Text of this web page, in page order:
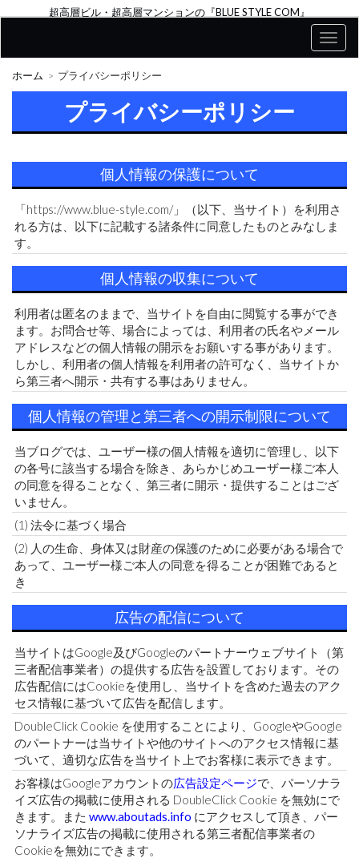
超高層ビル・超高層マンションの『BLUE STYLE COM』
ホーム プライバシーポリシー
プライバシーポリシー
個人情報の保護について
「https://www.blue-style.com/」（以下、当サイト）を利用さ
れる方は、以下に記載する諸条件に同意したものとみなしま
す。
個人情報の収集について
利用者は匿名のままで、当サイトを自由に閲覧する事ができ
ます。お問合せ等、場合によっては、利用者の氏名やメール
アドレスなどの個人情報の開示をお願いする事があります。
しかし、利用者の個人情報を利用者の許可なく、当サイトか
ら第三者へ開示・共有する事はありません。
個人情報の管理と第三者への開示制限について
当ブログでは、ユーザー様の個人情報を適切に管理し、以下
の各号に該当する場合を除き、あらかじめユーザー様ご本人
の同意を得ることなく、第三者に開示・提供することはござ
いません。
(1) 法令に基づく場合
(2) 人の生命、身体又は財産の保護のために必要がある場合で
あって、ユーザー様ご本人の同意を得ることが困難であると
き
広告の配信について
当サイトはGoogle及びGoogleのパートナーウェブサイト（第
三者配信事業者）の提供する広告を設置しております。その
広告配信にはCookieを使用し、当サイトを含めた過去のアク
セス情報に基づいて広告を配信します。
DoubleClick Cookie を使用することにより、GoogleやGoogle
のパートナーは当サイトや他のサイトへのアクセス情報に基
づいて、適切な広告を当サイト上でお客様に表示できます。
お客様はGoogleアカウントの広告設定ページで、パーソナラ
イズ広告の掲載に使用される DoubleClick Cookie を無効にで
きます。また www.aboutads.info にアクセスして頂き、パー
ソナライズ広告の掲載に使用される第三者配信事業者の
Cookieを無効にできます。